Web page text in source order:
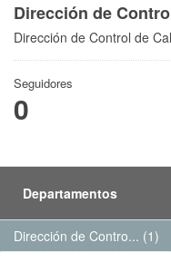
Dirección de
Dirección de Control de
Seguidores
0
Departamentos
Dirección de Contro... (1)